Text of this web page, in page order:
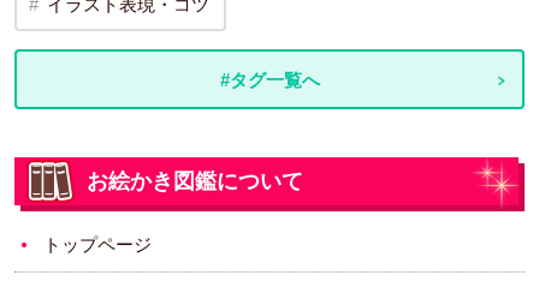
#タグ一覧へ
お絵かき図鑑について
トップページ